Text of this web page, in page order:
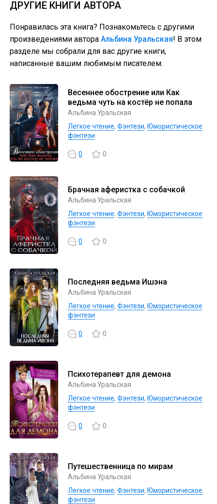
ДРУГИЕ КНИГИ АВТОРА
Понравилась эта книга? Познакомьтесь с другими
произведениями автора Альбина Уральская! В этом
разделе мы собрали для вас другие книги,
написанные вашим любимым писателем.
Весеннее обострение или Как
ведьма чуть на костёр не попала
Альбина Уральская
Легкое чтение, Фэнтези, Юмористическое
фэнтези
0 0
Брачная аферистка с собачкой
Альбина Уральская
Легкое чтение, Фэнтези, Юмористическое
фэнтези
0 0
Последняя ведьма Ишэна
Альбина Уральская
Легкое чтение, Фэнтези, Юмористическое
фэнтези
0 0
Психотерапевт для демона
Альбина Уральская
Легкое чтение, Фэнтези, Юмористическое
фэнтези
0 0
Путешественница по мирам
Альбина Уральская
Легкое чтение, Фэнтези, Юмористическое
фэнтези